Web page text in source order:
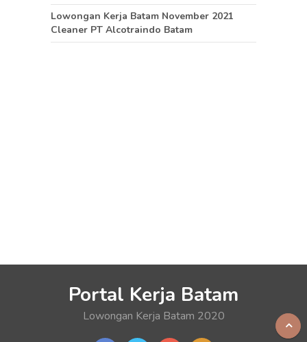
Lowongan Kerja Batam November 2021
Cleaner PT Alcotraindo Batam
Portal Kerja Batam
Lowongan Kerja Batam 2020